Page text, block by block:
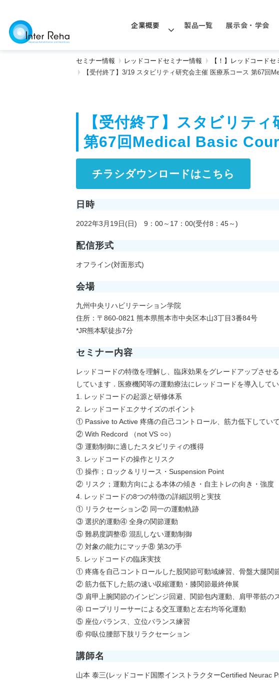
企業概要 製品一覧 展示会・学会
セミナー情報 レッドコードセミナー情報
【！】レッドコード
【受付終了】3/19 スタビリティ研究会主催 医療系コース 第67回
【受付終了】スタビリテ
第67回Medical Basic
チラシダウンロードはこちら
日時
2022年3月19日(日) 9：00～17：00(受付8：45～)
配信形式
オフライン(対面形式)
会場
九州中央リハビリテーション学院
住所：〒860-0821 熊本県熊本市中央区本山3丁目3番84号
*JR熊本駅徒歩7分
セミナー内容
レッドコードの特徴を理解し、臨床効果をグレードアップさせ
しています．医療機関等の運動療法にレッドコードを導入してい
1. レッドコードの起源と研修体系
2. レッドコードエクサイズのポイント
① Passive to Active 疼痛の自己コントロール、筋力低下してい
② With Redcord （not VS ○○）
③ 運動制御に適したスタビリティの獲得
3. レッドコードの操作とリスク
① 操作；ロック＆リリース・Suspension Point
② リスク；運動方向による本体の傾き・自主トレの向き・強度
4. レッドコードの8つの特徴の詳細説明と実技
① リラクセーション② 同一の運動軌跡
③ 選択的運動④ 全身の関節運動
⑤ 難易度調整⑥ 混乱しない運動制御
⑦ 対象の能力にマッチ⑧ 第3の手
5. レッドコードの臨床実技
① 疼痛を自己コントロールした股関節可動域練習、骨盤大腿関
② 筋力低下した筋の速い収縮運動・膝関節最終伸展
③ 肩甲上腕関節のインピンジ回避、関節包内運動、肩甲帯筋の
④ ロープリリーサーによる交互運動と左右均等化運動
⑤ 座位バランス、立位バランス練習
⑥ 仰臥位腰部下肢リラクセーション
講師名
山本 泰三(レッドコード国際インストラクターCertified Neurac